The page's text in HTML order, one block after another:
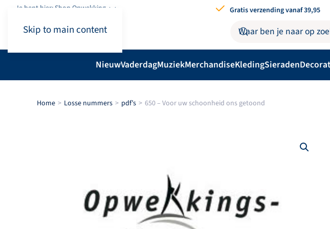
Skip to main content
Je bent hier: Shop.Opwekking Gratis verzending vanaf 39,95
NieuwVaderdagMuziekMerchandiseKledingSieraden
Home Losse nummers pdf’s 650 – Voor uw schoonheid ons getoond